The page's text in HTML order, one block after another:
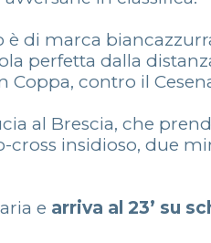
è di marca
perfetta dalla
Coppa, contro il
al Brescia, che
cross insidioso, due
e arriva al 23’ su